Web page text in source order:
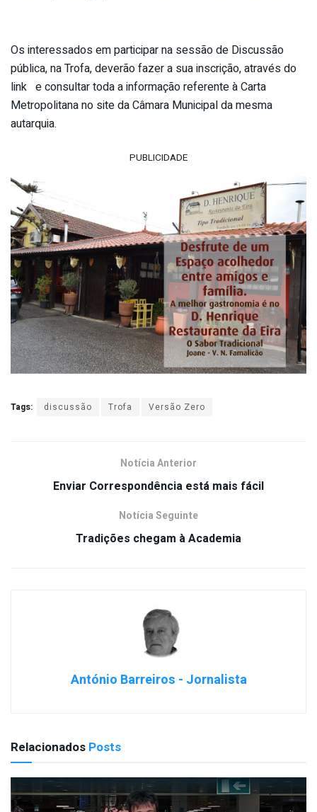
Os interessados em participar na sessão de Discussão
pública, na Trofa, deverão fazer a sua inscrição, através do
link e consultar toda a informação referente à Carta
Metropolitana no site da Câmara Municipal da mesma
autarquia.
PUBLICIDADE
Tags: discussão Trofa Versão Zero
Notícia Anterior
Enviar Correspondência está mais fácil
Notícia Seguinte
Tradições chegam à Academia
António Barreiros - Jornalista
Relacionados Posts